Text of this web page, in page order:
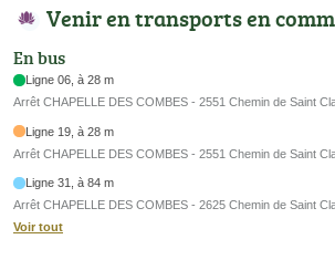
Venir en transports en
En bus
Ligne 06, à 28 m
Arrêt CHAPELLE DES COMBES - 2551 Chemin de Saint
Ligne 19, à 28 m
Arrêt CHAPELLE DES COMBES - 2551 Chemin de Saint
Ligne 31, à 84 m
Arrêt CHAPELLE DES COMBES - 2625 Chemin de Saint
Voir tout